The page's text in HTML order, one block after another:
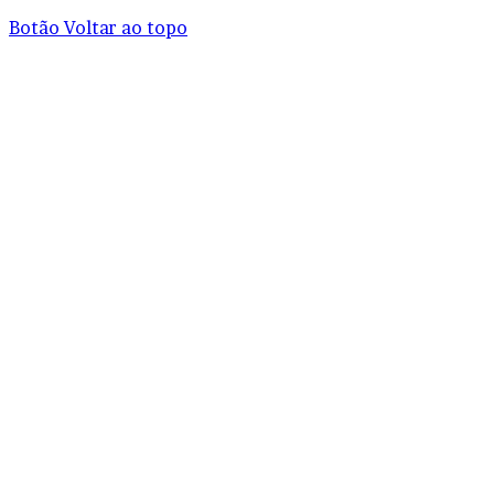
Botão Voltar ao topo